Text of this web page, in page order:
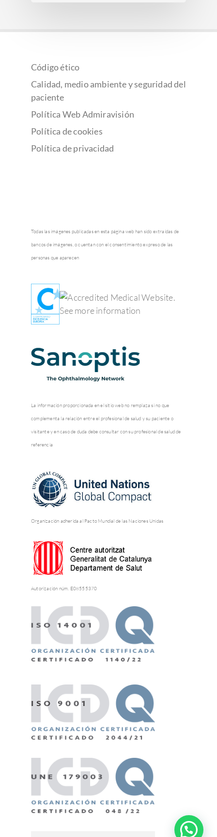
Código ético
Calidad, medio ambiente y seguridad del
paciente
Política Web Admiravisión
Política de cookies
Política de privacidad
Todas las imágenes publicadas en esta página web han sido extraídas de
bancos de imágenes, o cuentan con el consentimiento expreso de las
personas que aparecen
La información proporcionada en el sitio web no remplaza si no que
complementa la relación entre el profesional de salud y su paciente o
visitante y en caso de duda debe consultar con su profesional de salud de
referencia
Organización adherida al Pacto Mundial de las Naciones Unidas
Autorización núm. E08555370